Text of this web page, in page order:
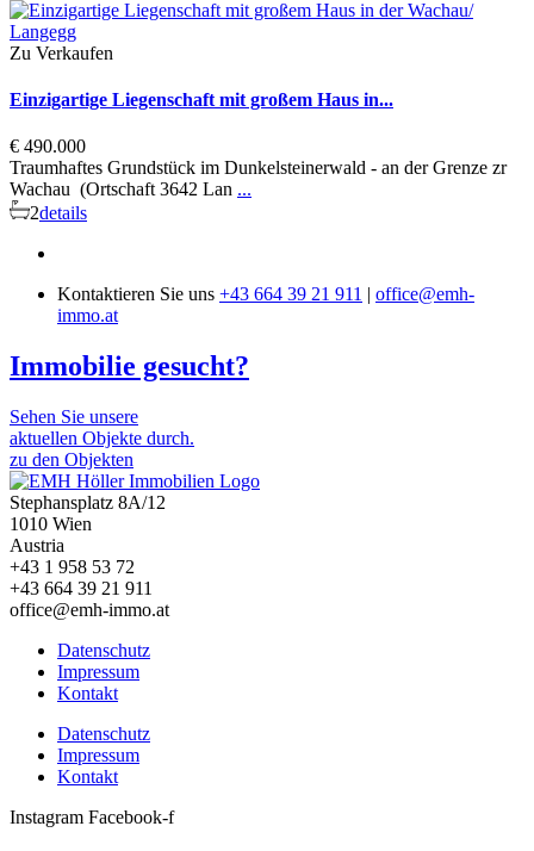
Zu Verkaufen
Einzigartige Liegenschaft mit großem Haus in...
€ 490.000
Traumhaftes Grundstück im Dunkelsteinerwald - an der Grenze zr
Wachau (Ortschaft 3642 Lan ...
2details
Kontaktieren Sie uns +43 664 39 21 911 | office@emh-
immo.at
Immobilie gesucht?
Sehen Sie unsere
aktuellen Objekte durch.
zu den Objekten
Stephansplatz 8A/12
1010 Wien
Austria
+43 1 958 53 72
+43 664 39 21 911
office@emh-immo.at
Datenschutz
Impressum
Kontakt
Datenschutz
Impressum
Kontakt
Instagram Facebook-f